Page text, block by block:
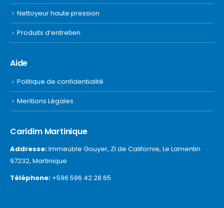
Nettoyeur haute pression
Produits d’entretien
Aide
Politique de confidentialité
Mentions Légales
Caridim Martinique
Addresse:Immeuble Gouyer, ZI de Californie, Le Lamentin
97232, Martinique
Téléphone: +596 596 42 28 65